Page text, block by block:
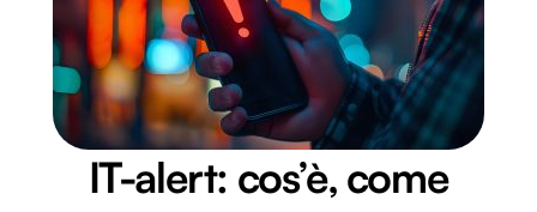
IT-alert: cos’è, come